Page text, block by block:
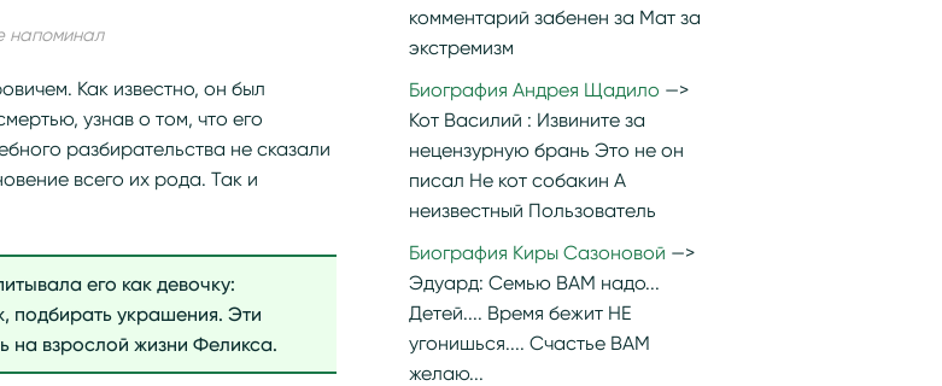
напоминал
Как известно, он был
узнав о том, что его
разбирательства не сказали
всего их рода. Так и
его как девочку:
подбирать украшения. Эти
на взрослой жизни Феликса.
комментарий забенен за Мат за
экстремизм
Биография Андрея Щадило
Кот Василий : Извините за
нецензурную брань Это не он
писал Не кот собакин А
неизвестный Пользователь
Биография Киры Сазоновой
Эдуард: Семью ВАМ надо...
Детей.... Время бежит НЕ
угонишься.... Счастье ВАМ
желаю...